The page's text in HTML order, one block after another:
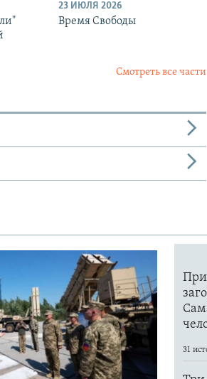
23 ИЮЛЯ 2026
Время Свободы
Смотреть все части